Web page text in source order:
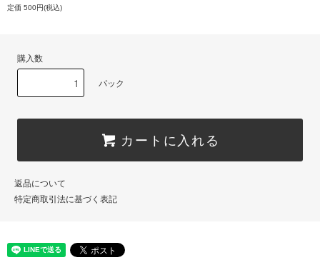
定価 500円(税込)
購入数
パック
カートに入れる
返品について
特定商取引法に基づく表記